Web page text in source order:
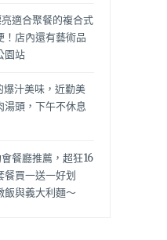
適合聚餐的複合式
！店內還有藝術品
園站
汁美味，近勤美
湯頭，下午不休息
餐廳推薦，超狂16
餐買一送一好划
飯與義大利麵～